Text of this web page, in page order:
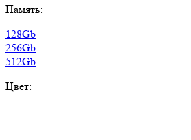
Память:
128Gb
256Gb
512Gb
Цвет: